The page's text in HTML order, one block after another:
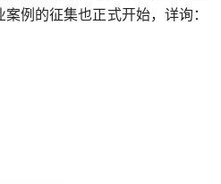
例的征集也正式开始，详询：